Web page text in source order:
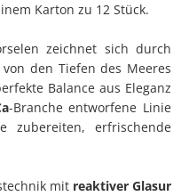
Karton zu 12 Stück.
zeichnet sich durch
den Tiefen des Meeres
Balance aus Eleganz
-Branche entworfene Linie
zubereiten, erfrischende
mit reaktiver Glasur